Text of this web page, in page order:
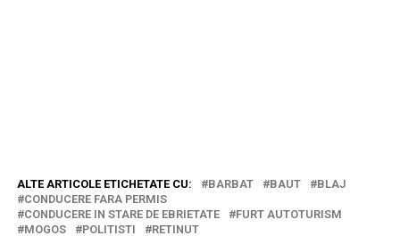
ALTE ARTICOLE ETICHETATE CU: BARBAT BAUT
BLAJ
CONDUCERE FARA PERMIS
CONDUCERE IN STARE DE EBRIETATE
FURT AUTOTURISM
MOGOS
POLITISTI RETINUT